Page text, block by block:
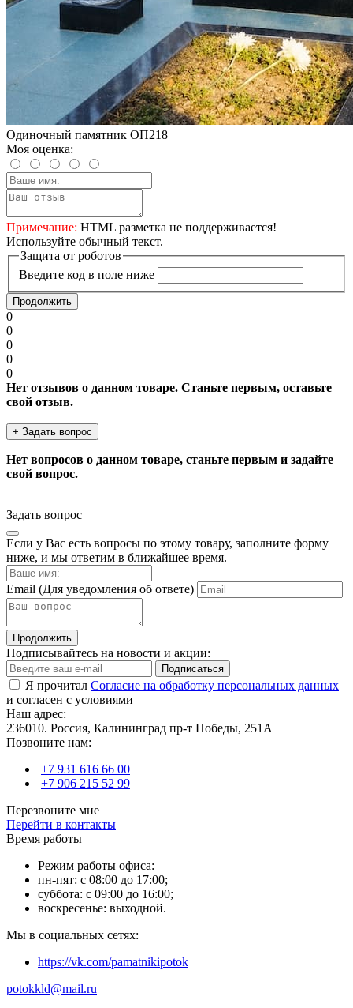
Одиночный памятник ОП218
Моя оценка:
Примечание: HTML разметка не поддерживается!
Используйте обычный текст.
Защита от роботов
Введите код в поле ниже
Продолжить
0
0
0
0
0
Нет отзывов о данном товаре. Станьте первым, оставьте
свой отзыв.
+ Задать вопрос
Нет вопросов о данном товаре, станьте первым и задайте
свой вопрос.
Задать вопрос
Если у Вас есть вопросы по этому товару, заполните форму
ниже, и мы ответим в ближайшее время.
Email (Для уведомления об ответе)
Продолжить
Подписывайтесь на новости и акции:
Подписаться
Я прочитал Согласие на обработку персональных данных
и согласен с условиями
Наш адрес:
236010. Россия, Калининград пр-т Победы, 251А
Позвоните нам:
+7 931 616 66 00
+7 906 215 52 99
Перезвоните мне
Перейти в контакты
Время работы
Режим работы офиса:
пн-пят: с 08:00 до 17:00;
суббота: с 09:00 до 16:00;
воскресенье: выходной.
Мы в социальных сетях:
https://vk.com/pamatnikipotok
potokkld@mail.ru